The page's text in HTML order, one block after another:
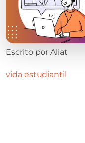
Escrito por Aliat
vida estudiantil